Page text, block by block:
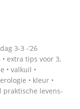
3-3 -’26
extra tips voor 3,
• valkuil •
• kleur •
praktische levens-